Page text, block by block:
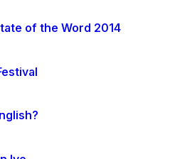
of the Word 2014